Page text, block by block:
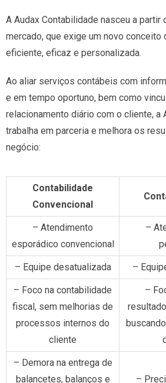
A Audax Contabilidade nasceu a partir
mercado, que exige um novo conceito
eficiente, eficaz e personalizada.
Ao aliar serviços contábeis com
e em tempo oportuno, bem como
relacionamento diário com o cliente, a
trabalha em parceria e melhora os
negócio:
Contabilidade
Convencional
– Atendimento
esporádico convencional
–
– Equipe desatualizada –
– Foco na contabilidade
fiscal, sem melhorias de
processos internos do
cliente
–
– Demora na entrega de
balancetes, balanços e
–